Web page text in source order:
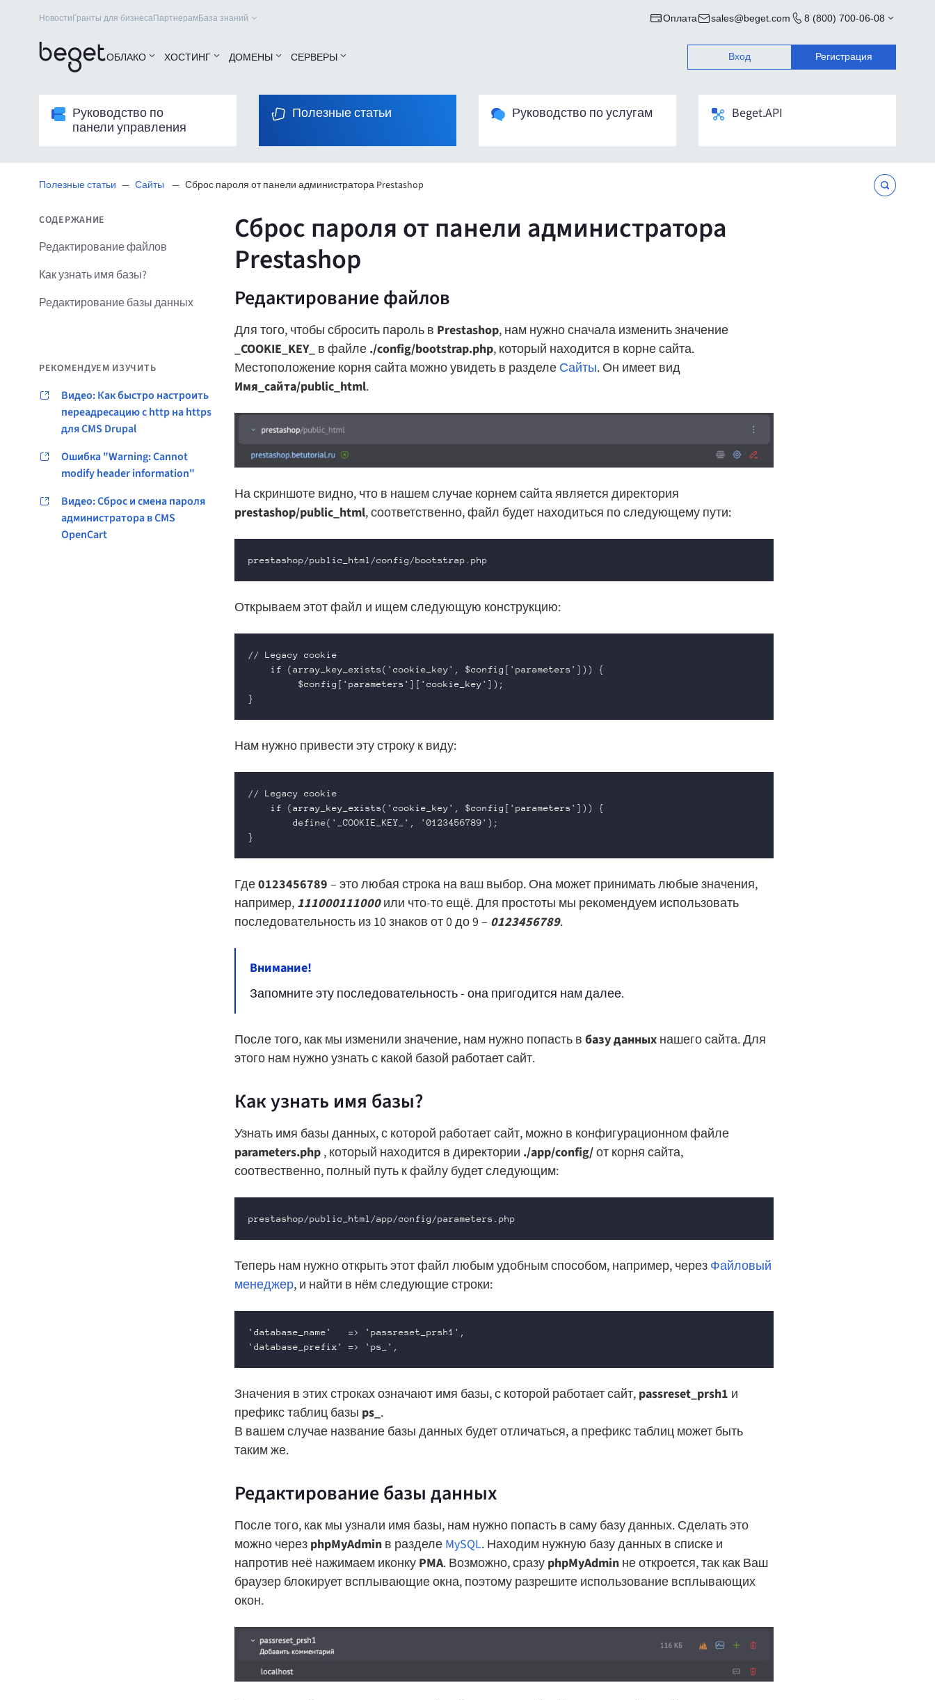
Новости Гранты для бизнесаПартнерамБаза знаний Оплата sales@beget.com 8 (800) 700-06-08
ОБЛАКО ХОСТИНГ ДОМЕНЫ СЕРВЕРЫ Вход Регистрация
Руководство по
панели управления
Полезные статьи Руководство по услугам Beget.API
Полезные статьи Сайты Сброс пароля от панели администратора Prestashop
СОДЕРЖАНИЕ
Редактирование файлов
Как узнать имя базы?
Редактирование базы данных
РЕКОМЕНДУЕМ ИЗУЧИТЬ
Видео: Как быстро настроить
переадресацию с http на https
для CMS Drupal
Ошибка "Warning: Cannot
modify header information"
Видео: Сброс и смена пароля
администратора в CMS
OpenCart
Сброс пароля от панели администратора
Prestashop
Редактирование файлов
Для того, чтобы сбросить пароль в Prestashop, нам нужно сначала изменить значение
_COOKIE_KEY_в файле ./config/bootstrap.php, который находится в корне сайта.
Местоположение корня сайта можно увидеть в разделе Сайты. Он имеет вид
Имя_сайта/public_html.
На скриншоте видно, что в нашем случае корнем сайта является директория
prestashop/public_html, соответственно, файл будет находиться по следующему пути:
prestashop/public_html/config/bootstrap.php
Открываем этот файл и ищем следующую конструкцию:
// Legacy cookie
    if (array_key_exists('cookie_key', $config['parameters'])) {
         $config['parameters']['cookie_key']);
}
Нам нужно привести эту строку к виду:
// Legacy cookie
    if (array_key_exists('cookie_key', $config['parameters'])) {
        define('_COOKIE_KEY_', '0123456789');
}
Где0123456789 – это любая строка на ваш выбор. Она может принимать любые значения,
например, 111000111000или что-то ещё. Для простоты мы рекомендуем использовать
последовательность из 10 знаков от 0 до 9 – 0123456789.
Внимание!
Запомните эту последовательность - она пригодится нам далее.
После того, как мы изменили значение, нам нужно попасть в базу данныхнашего сайта. Для
этого нам нужно узнать с какой базой работает сайт.
Как узнать имя базы?
Узнать имя базы данных, с которой работает сайт, можно в конфигурационном файле
parameters.php, который находится в директории ./app/config/от корня сайта,
соотвественно, полный путь к файлу будет следующим:
prestashop/public_html/app/config/parameters.php
Теперь нам нужно открыть этот файл любым удобным способом, например, через Файловый
менеджер, и найти в нём следующие строки:
'database_name'   => 'passreset_prsh1',
'database_prefix' => 'ps_',
Значения в этих строках означают имя базы, с которой работает сайт, passreset_prsh1 и
префикс таблиц базы ps_ .
В вашем случае название базы данных будет отличаться, а префикс таблиц может быть
таким же.
Редактирование базы данных
После того, как мы узнали имя базы, нам нужно попасть в саму базу данных. Сделать это
можно через phpMyAdminв разделе MySQL. Находим нужную базу данных в списке и
напротив неё нажимаем иконку PMA. Возможно, сразу phpMyAdminне откроется, так как Ваш
браузер блокирует всплывающие окна, поэтому разрешите использование всплывающих
окон.